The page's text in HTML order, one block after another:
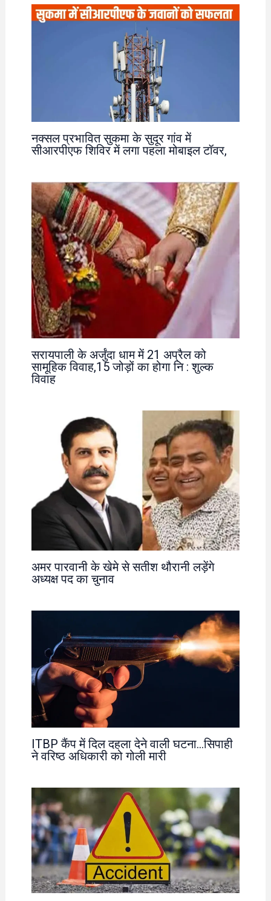
नक्सल प्रभावित सुकमा के सुदूर गांव में
सीआरपीएफ शिविर में लगा पहला मोबाइल टॉवर,
सरायपाली के अर्जुंदा धाम में 21 अप्रैल को
सामूहिक विवाह,15 जोड़ों का होगा नि : शुल्क
विवाह
अमर पारवानी के खेमे से सतीश थौरानी लड़ेंगे
अध्यक्ष पद का चुनाव
ITBP कैंप में दिल दहला देने वाली घटना…सिपाही
ने वरिष्ठ अधिकारी को गोली मारी